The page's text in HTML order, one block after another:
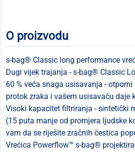
O proizvodu
s-bag® Classic long performance
Dugi vijek trajanja - s-bag® Classic
60 % veća snaga usisavanja -
protok zraka i vašem usisavaču daje
Visoki kapacitet filtriranja - sintetički
(15 puta manje od promjera ljudske
vam da se riješite zračnih čestica
Vrećica Powerflow™ s-bag®